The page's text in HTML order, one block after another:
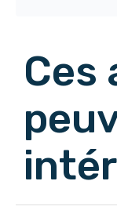
Ces